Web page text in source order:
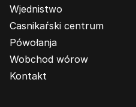
Wjednistwo
Casnikaŕski centrum
Pówołanja
Wobchod wórow
Kontakt